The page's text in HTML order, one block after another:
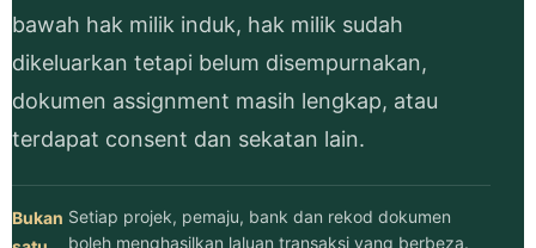
bawah hak milik induk, hak milik sudah
dikeluarkan tetapi belum disempurnakan,
dokumen assignment masih lengkap, atau
terdapat consent dan sekatan lain.
Bukan Setiap projek, pemaju, bank dan rekod dokumen
boleh menghasilkan laluan transaksi yang berbeza.